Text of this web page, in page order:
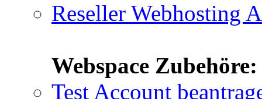
Reseller Webhosting
Webspace Zubehöre:
Test Account